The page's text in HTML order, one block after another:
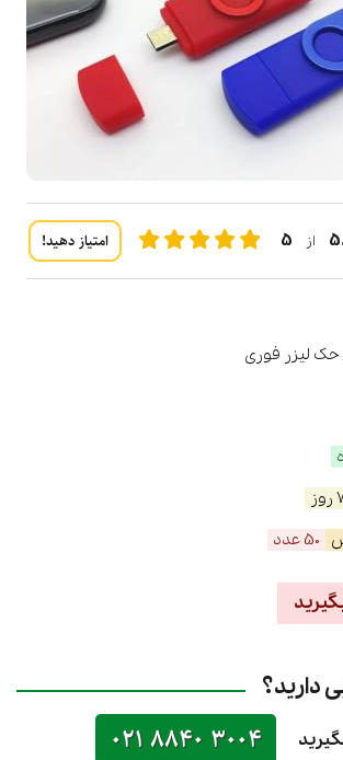
از 5 امتیاز دهید!
50 عدد
دارید؟
021 8840 3004